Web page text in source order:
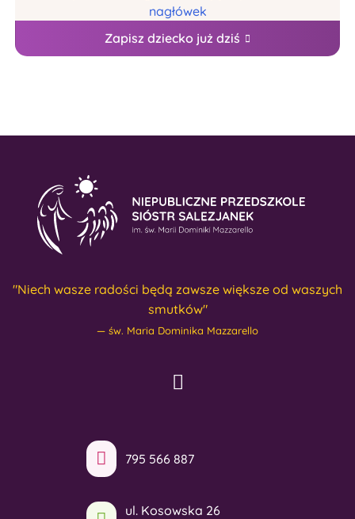
Zapisz dziecko już dziś
"Niech wasze radości będą zawsze większe od waszych
smutków"
św. Maria Dominika Mazzarello
795 566 887
ul. Kosowska 26